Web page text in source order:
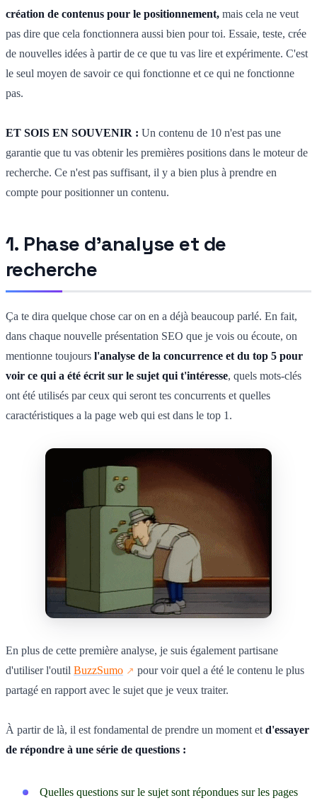
création de contenus pour le positionnement, mais cela ne veut
pas dire que cela fonctionnera aussi bien pour toi. Essaie, teste, crée
de nouvelles idées à partir de ce que tu vas lire et expérimente. C'est
le seul moyen de savoir ce qui fonctionne et ce qui ne fonctionne
pas.
ET SOIS EN SOUVENIR : Un contenu de 10 n'est pas une
garantie que tu vas obtenir les premières positions dans le moteur de
recherche. Ce n'est pas suffisant, il y a bien plus à prendre en
compte pour positionner un contenu.
1. Phase d'analyse et de
recherche
Ça te dira quelque chose car on en a déjà beaucoup parlé. En fait,
dans chaque nouvelle présentation SEO que je vois ou écoute, on
mentionne toujours l'analyse de la concurrence et du top 5 pour
voir ce qui a été écrit sur le sujet qui t'intéresse, quels mots-clés
ont été utilisés par ceux qui seront tes concurrents et quelles
caractéristiques a la page web qui est dans le top 1.
En plus de cette première analyse, je suis également partisane
d'utiliser l'outil BuzzSumo
pour voir quel a été le contenu le plus
partagé en rapport avec le sujet que je veux traiter.
À partir de là, il est fondamental de prendre un moment et d'essayer
de répondre à une série de questions :
Quelles questions sur le sujet sont répondues sur les pages